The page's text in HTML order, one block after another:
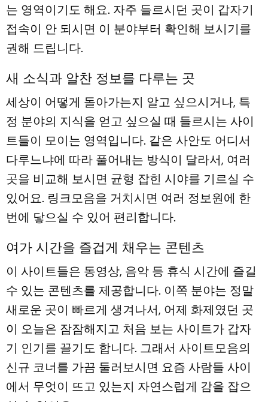
는 영역이기도 해요. 자주 들르시던 곳이 갑자기
접속이 안 되시면 이 분야부터 확인해 보시기를
권해 드립니다.
새 소식과 알찬 정보를 다루는 곳
세상이 어떻게 돌아가는지 알고 싶으시거나, 특
정 분야의 지식을 얻고 싶으실 때 들르시는 사이
트들이 모이는 영역입니다. 같은 사안도 어디서
다루느냐에 따라 풀어내는 방식이 달라서, 여러
곳을 비교해 보시면 균형 잡힌 시야를 기르실 수
있어요. 링크모음을 거치시면 여러 정보원에 한
번에 닿으실 수 있어 편리합니다.
여가 시간을 즐겁게 채우는 콘텐츠
이 사이트들은 동영상, 음악 등 휴식 시간에 즐길
수 있는 콘텐츠를 제공합니다. 이쪽 분야는 정말
새로운 곳이 빠르게 생겨나서, 어제 화제였던 곳
이 오늘은 잠잠해지고 처음 보는 사이트가 갑자
기 인기를 끌기도 합니다. 그래서 사이트모음의
신규 코너를 가끔 둘러보시면 요즘 사람들 사이
에서 무엇이 뜨고 있는지 자연스럽게 감을 잡으